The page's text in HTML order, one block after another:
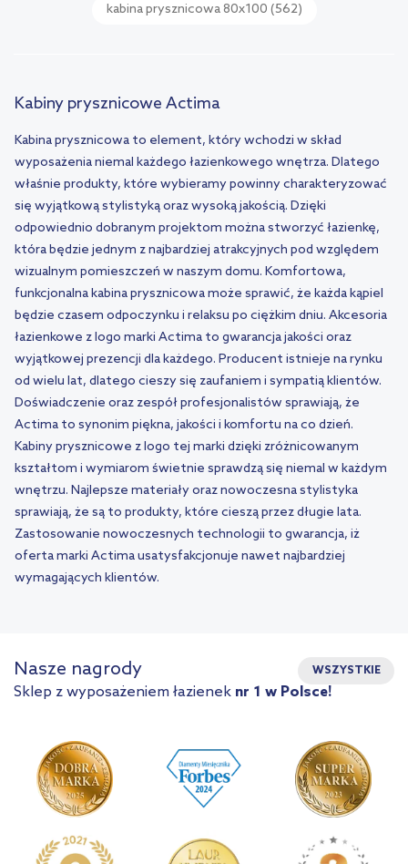
kabina prysznicowa 80x100 (562)
Kabiny prysznicowe Actima
Kabina prysznicowa to element, który wchodzi w skład
wyposażenia niemal każdego łazienkowego wnętrza. Dlatego
właśnie produkty, które wybieramy powinny charakteryzować
się wyjątkową stylistyką oraz wysoką jakością. Dzięki
odpowiednio dobranym projektom można stworzyć łazienkę,
która będzie jednym z najbardziej atrakcyjnych pod względem
wizualnym pomieszczeń w naszym domu. Komfortowa,
funkcjonalna kabina prysznicowa może sprawić, że każda kąpiel
będzie czasem odpoczynku i relaksu po ciężkim dniu. Akcesoria
łazienkowe z logo marki Actima to gwarancja jakości oraz
wyjątkowej prezencji dla każdego. Producent istnieje na rynku
od wielu lat, dlatego cieszy się zaufaniem i sympatią klientów.
Doświadczenie oraz zespół profesjonalistów sprawiają, że
Actima to synonim piękna, jakości i komfortu na co dzień.
Kabiny prysznicowe z logo tej marki dzięki zróżnicowanym
kształtom i wymiarom świetnie sprawdzą się niemal w każdym
wnętrzu. Najlepsze materiały oraz nowoczesna stylistyka
sprawiają, że są to produkty, które cieszą przez długie lata.
Zastosowanie nowoczesnych technologii to gwarancja, iż
oferta marki Actima usatysfakcjonuje nawet najbardziej
wymagających klientów.
Nasze nagrody WSZYSTKIE
Sklep z wyposażeniem łazienek nr 1 w Polsce!